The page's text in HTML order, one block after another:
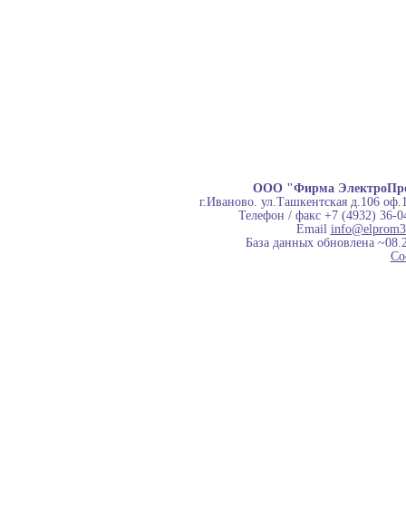
ООО "Фирма
г.Иваново. ул.Ташкентская д.106
Телефон / факс +7 (4932) 36-
Email
База данных обновлена